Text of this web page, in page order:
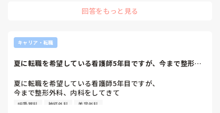
回答をもっと見る
キャリア・転職
夏に転職を希望している看護師5年目ですが、今まで整形外
夏に転職を希望している看護師5年目ですが、
今まで整形外科、内科をしてきて
これを機に新しいジャンルの看護に行こうか迷っています。
呼吸器科 神経外科 美容外科